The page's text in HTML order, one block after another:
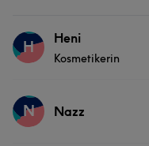
H Heni
Kosmetikerin
Services
N Nazz